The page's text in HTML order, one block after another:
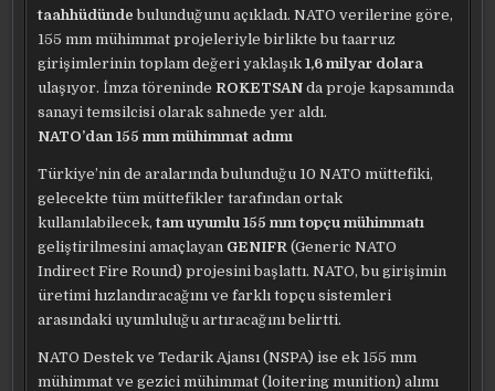
taahhüdünde bulunduğunu açıkladı. NATO verilerine göre,
155 mm mühimmat projeleriyle birlikte bu taarruz
girişimlerinin toplam değeri yaklaşık1,6 milyar dolara
ulaşıyor. İmza töreninde ROKETSAN da proje kapsamında
sanayi temsilcisi olarak sahnede yer aldı.
NATO’dan 155 mm mühimmat adımı
Türkiye’nin de aralarında bulunduğu 10 NATO müttefiki,
gelecekte tüm müttefikler tarafından ortak
kullanılabilecek,tam uyumlu 155 mm topçu mühimmatı
geliştirilmesini amaçlayan GENIFR (Generic NATO
Indirect Fire Round) projesini başlattı. NATO, bu girişimin
üretimi hızlandıracağını ve farklı topçu sistemleri
arasındaki uyumluluğu artıracağını belirtti.
NATO Destek ve Tedarik Ajansı (NSPA) ise ek 155 mm
mühimmat ve gezici mühimmat (loitering munition) alımı